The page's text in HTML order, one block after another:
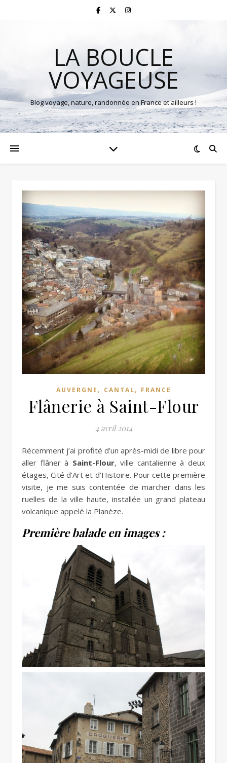
LA BOUCLE
VOYAGEUSE
Blog voyage, nature, randonnée en France et ailleurs !
AUVERGNE , CANTAL, FRANCE
Flânerie à Saint-Flour
4 avril 2014
Récemment j’ai profité d’un après-midi de libre pour
aller flâner à Saint-Flour, ville cantalienne à deux
étages, Cité d’Art et d’Histoire. Pour cette première
visite, je me suis contentée de marcher dans les
ruelles de la ville haute, installée un grand plateau
volcanique appelé la Planèze.
Première balade en images :